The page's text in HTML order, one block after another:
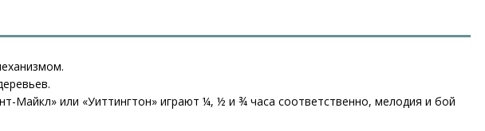
Майкл» или «Уиттингтон» играют ¼, ½ и ¾ часа соответственно, мелодия и бой